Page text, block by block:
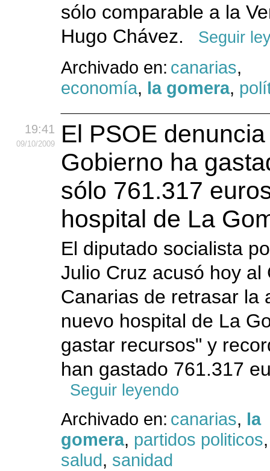
sólo comparable a la
Hugo Chávez.
Seguir
Archivado en: canarias,
economía, la gomera,
19:41
09/10/2009
El PSOE
Gobierno ha
sólo 761.317
hospital de La
El diputado socialista
Julio Cruz acusó hoy al
Canarias de retrasar la
nuevo hospital de La
gastar recursos" y
han gastado 761.317
Seguir leyendo
Archivado en: canarias, la
gomera, partidos politicos
salud, sanidad